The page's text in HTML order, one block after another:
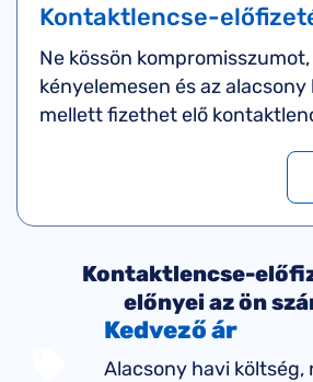
Kontaktlencse-
Ne kössön
kényelemesen és az
mellett fizethet elő
Kontaktlencse-
előnyei az ön
Kedvező ár
Alacsony havi költség,